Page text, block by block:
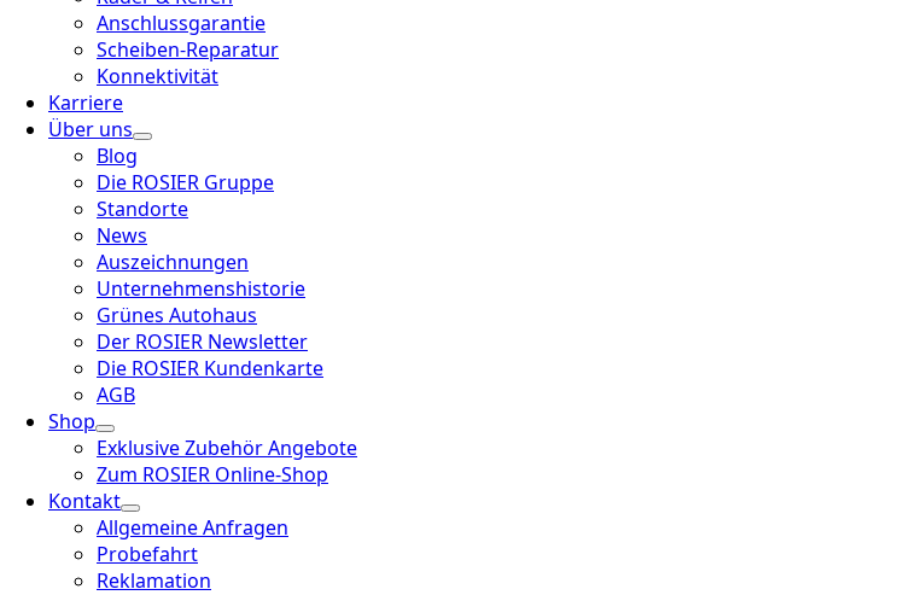
Anschlussgarantie
Scheiben-Reparatur
Konnektivität
Karriere
Über uns
Blog
Die ROSIER Gruppe
Standorte
News
Auszeichnungen
Unternehmenshistorie
Grünes Autohaus
Der ROSIER Newsletter
Die ROSIER Kundenkarte
AGB
Shop
Exklusive Zubehör Angebote
Zum ROSIER Online-Shop
Kontakt
Allgemeine Anfragen
Probefahrt
Reklamation